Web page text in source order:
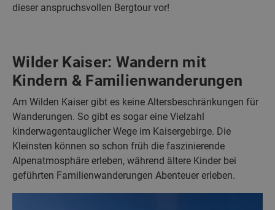
dieser anspruchsvollen Bergtour vor!
Wilder Kaiser: Wandern mit
Kindern & Familienwanderungen
Am Wilden Kaiser gibt es keine Altersbeschränkungen für
Wanderungen. So gibt es sogar eine Vielzahl
kinderwagentauglicher Wege im Kaisergebirge. Die
Kleinsten können so schon früh die faszinierende
Alpenatmosphäre erleben, während ältere Kinder bei
geführten Familienwanderungen Abenteuer erleben.